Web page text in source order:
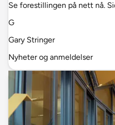
Se forestillingen på nett nå.
G
Gary Stringer
Nyheter og anmeldelser